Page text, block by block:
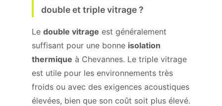
double et triple vitrage ?
Le double vitrage est généralement
suffisant pour une bonne isolation
thermique à Chevannes. Le triple vitrage
est utile pour les environnements très
froids ou avec des exigences acoustiques
élevées, bien que son coût soit plus élevé.